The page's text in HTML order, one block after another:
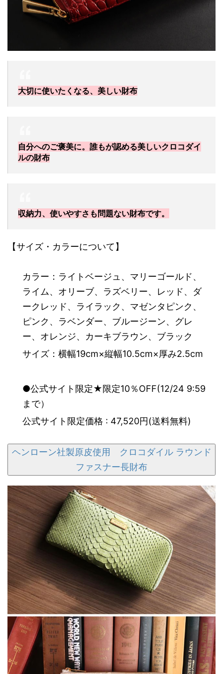
大切に使いたくなる、美しい財布
自分へのご褒美に。誰もが認める美しいクロコダイ
ルの財布
収納力、使いやすさも問題ない財布です。
【サイズ・カラーについて】
カラー：ライトベージュ、マリーゴールド、
ライム、オリーブ、ラズベリー、レッド、ダ
ークレッド、ライラック、マゼンタピンク、
ピンク、ラベンダー、ブルージーン、グレ
ー、オレンジ、カーキブラウン、ブラック
サイズ：横幅19cm×縦幅10.5cm×厚み2.5cm
●公式サイト限定★限定10％OFF(12/24 9:59
まで）
公式サイト限定価格 : 47,520円(送料無料)
ヘンローン社製原皮使用 クロコダイル ラウンド
ファスナー長財布